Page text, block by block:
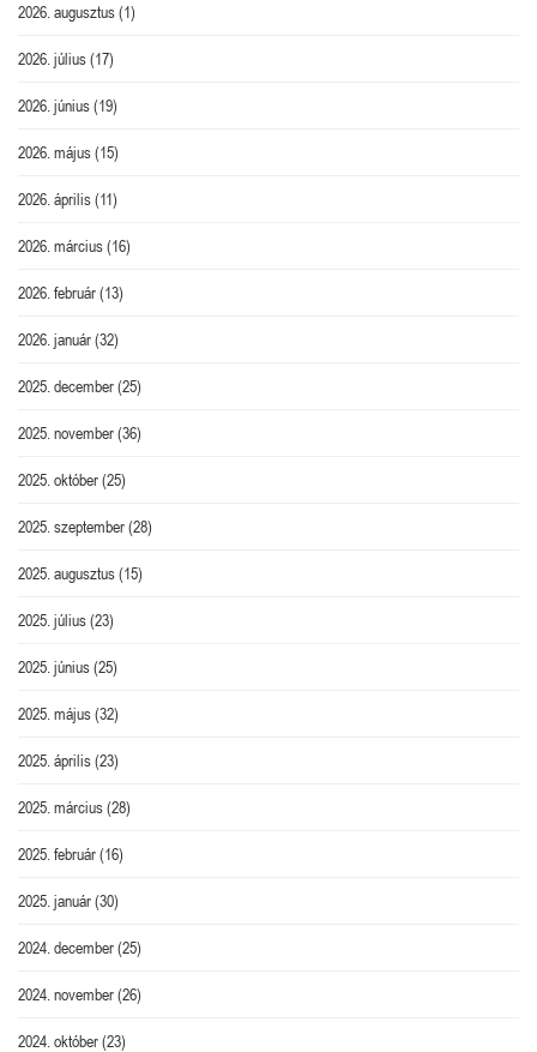
2026. augusztus(1)
2026. július(17)
2026. június(19)
2026. május(15)
2026. április(11)
2026. március(16)
2026. február(13)
2026. január(32)
2025. december(25)
2025. november(36)
2025. október(25)
2025. szeptember(28)
2025. augusztus(15)
2025. július(23)
2025. június(25)
2025. május(32)
2025. április(23)
2025. március(28)
2025. február(16)
2025. január(30)
2024. december(25)
2024. november(26)
2024. október(23)